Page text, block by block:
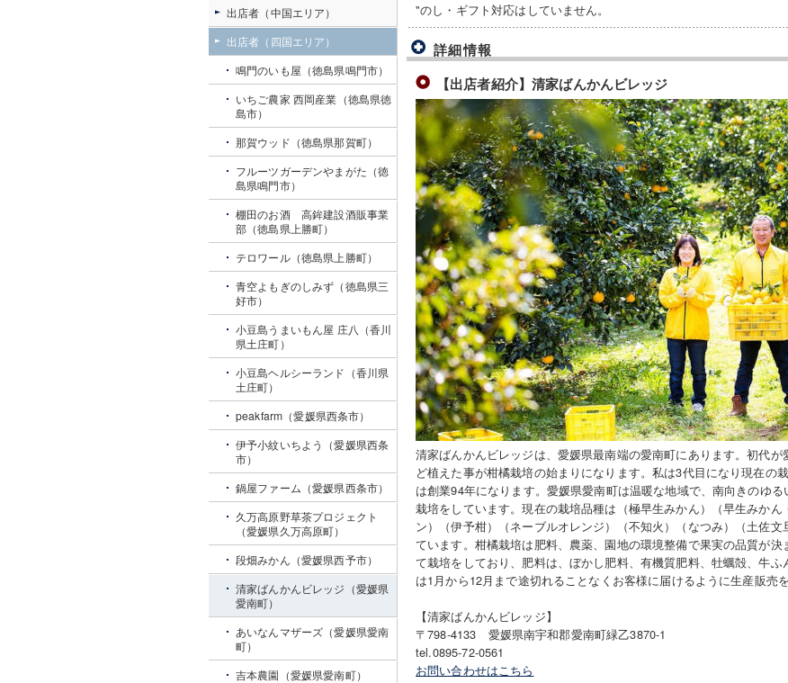
"のし・ギフト対応はしていません。
詳細情報
【出店者紹介】清家ばんかんビレッジ
清家ばんかんビレッジは、愛媛県最南端の愛南町にあります。初代
ど植えた事が柑橘栽培の始まりになります。私は3代目になり現在の
は創業94年になります。愛媛県愛南町は温暖な地域で、南向きのゆ
栽培をしています。現在の栽培品種は（極早生みかん）（早生みか
ン）（伊予柑）（ネーブルオレンジ）（不知火）（なつみ）（土佐
ています。柑橘栽培は肥料、農薬、園地の環境整備で果実の品質が決
て栽培をしており、肥料は、ぼかし肥料、有機質肥料、牡蠣殻、牛
は1月から12月まで途切れることなくお客様に届けるように生産販売を
【清家ばんかんビレッジ】
〒798-4133 愛媛県南宇和郡愛南町緑乙3870-1
tel.0895-72-0561
お問い合わせはこちら
出店者（中国エリア）
出店者（四国エリア）
鳴門のいも屋（徳島県鳴門市）
いちご農家 西岡産業（徳島県徳
島市）
那賀ウッド（徳島県那賀町）
フルーツガーデンやまがた（徳
島県鳴門市）
棚田のお酒 高鉾建設酒販事業
部（徳島県上勝町）
テロワール（徳島県上勝町）
青空よもぎのしみず（徳島県三
好市）
小豆島うまいもん屋 庄八（香川
県土庄町）
小豆島ヘルシーランド（香川県
土庄町）
peakfarm（愛媛県西条市）
伊予小紋いちよう（愛媛県西条
市）
鍋屋ファーム（愛媛県西条市）
久万高原野草茶プロジェクト
（愛媛県久万高原町）
段畑みかん（愛媛県西予市）
清家ばんかんビレッジ（愛媛県
愛南町）
あいなんマザーズ（愛媛県愛南
町）
吉本農園（愛媛県愛南町）